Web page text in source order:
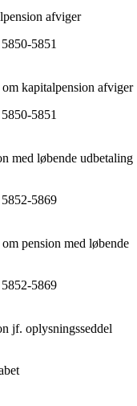
afviger
5851
kapitalpension afviger
5851
med løbende udbetaling
5869
pension med løbende
5869
jf. oplysningsseddel